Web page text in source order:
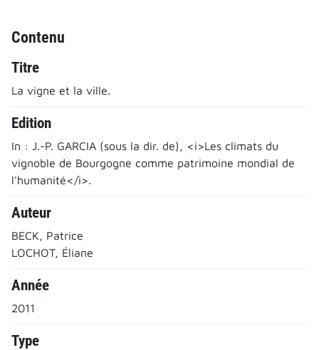
Contenu
Titre
La vigne et la ville.
Edition
In : J.-P. GARCIA (sous la dir. de), <i>Les climats du
vignoble de Bourgogne comme patrimoine mondial de
l'humanité</i>.
Auteur
BECK, Patrice
LOCHOT, Éliane
Année
2011
Type